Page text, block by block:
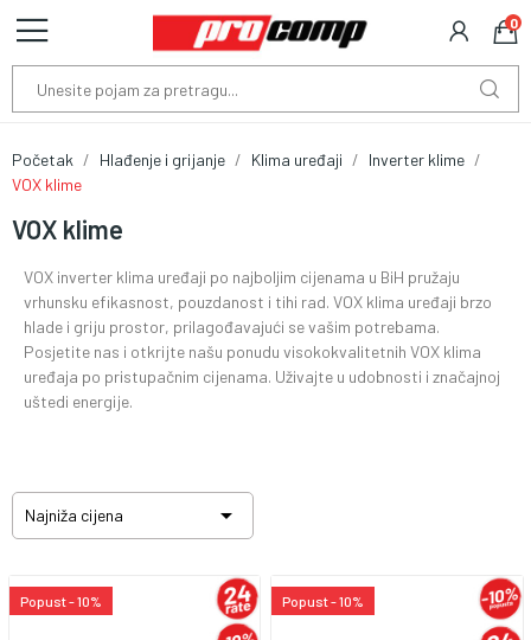
0
Početak Hlađenje i grijanje Klima uređaji
Inverter klime
VOX klime
VOX klime
VOX inverter klima uređaji po najboljim cijenama u BiH pružaju
vrhunsku efikasnost, pouzdanost i tihi rad. VOX klima uređaji brzo
hlade i griju prostor, prilagođavajući se vašim potrebama.
Posjetite nas i otkrijte našu ponudu visokokvalitetnih VOX klima
uređaja po pristupačnim cijenama. Uživajte u udobnosti i značajnoj
uštedi energije.
Najniža cijena 
Popust - 10% Popust - 10%